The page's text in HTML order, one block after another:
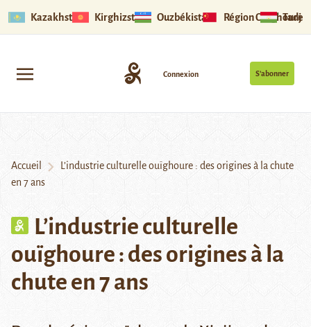
Kazakhstan Kirghizstan Ouzbékistan Région Ouïghoure
S’abonner
Connexion
Accueil
L’industrie culturelle ouïghoure : des origines à la chute
en 7 ans
L’industrie culturelle
ouïghoure : des origines à la
chute en 7 ans